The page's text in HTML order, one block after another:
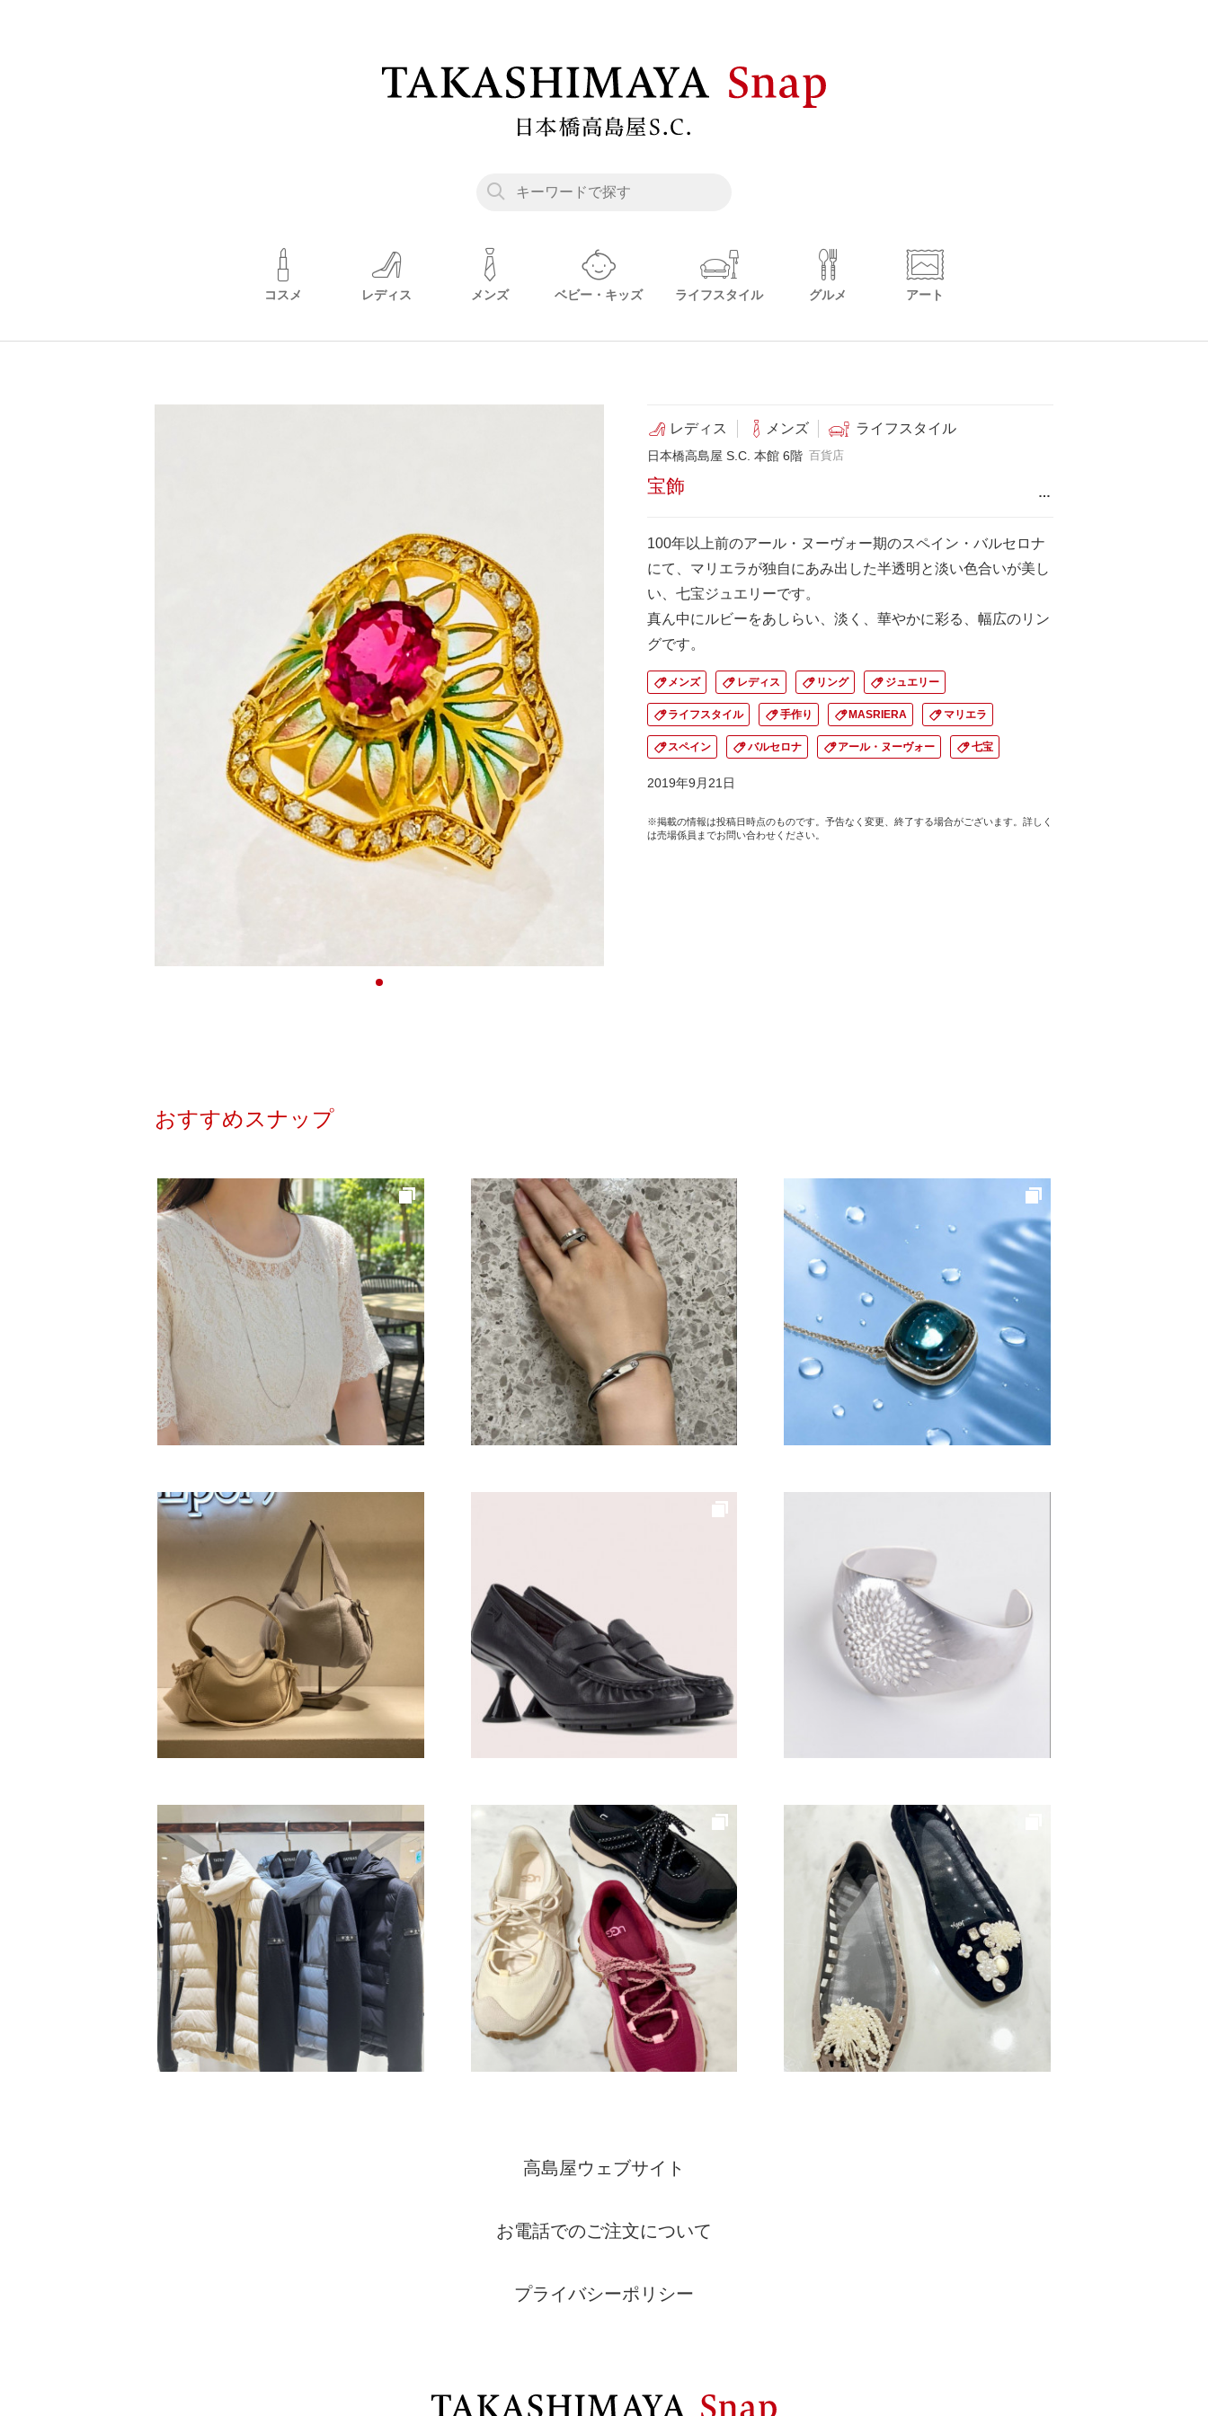
コスメ レディス メンズ ベビー・キッズ ライフスタイル グルメ アート
レディス メンズ ライフスタイル
日本橋高島屋 S.C. 本館 6階 百貨店
宝飾 …
100年以上前のアール・ヌーヴォー期のスペイン・バルセロナ
にて、マリエラが独自にあみ出した半透明と淡い色合いが美し
い、七宝ジュエリーです。
真ん中にルビーをあしらい、淡く、華やかに彩る、幅広のリン
グです。
メンズ レディス リング ジュエリー
ライフスタイル 手作り MASRIERA マリエラ
スペイン バルセロナ アール・ヌーヴォー 七宝
2019年9月21日
※掲載の情報は投稿日時点のものです。予告なく変更、終了する場合がございます。詳しく
は売場係員までお問い合わせください。
おすすめスナップ
高島屋ウェブサイト
お電話でのご注文について
プライバシーポリシー